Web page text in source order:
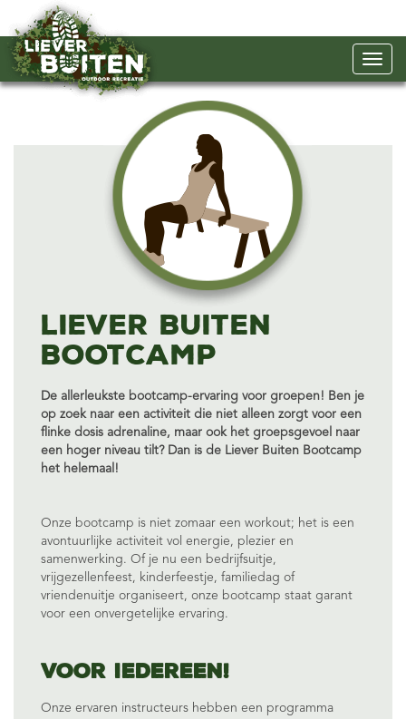
Liever Buiten
Bootcamp
De allerleukste bootcamp-ervaring voor groepen! Ben je
op zoek naar een activiteit die niet alleen zorgt voor een
flinke dosis adrenaline, maar ook het groepsgevoel naar
een hoger niveau tilt? Dan is de Liever Buiten Bootcamp
het helemaal!
Onze bootcamp is niet zomaar een workout; het is een
avontuurlijke activiteit vol energie, plezier en
samenwerking. Of je nu een bedrijfsuitje,
vrijgezellenfeest, kinderfeestje, familiedag of
vriendenuitje organiseert, onze bootcamp staat garant
voor een onvergetelijke ervaring.
Voor iedereen!
Onze ervaren instructeurs hebben een programma